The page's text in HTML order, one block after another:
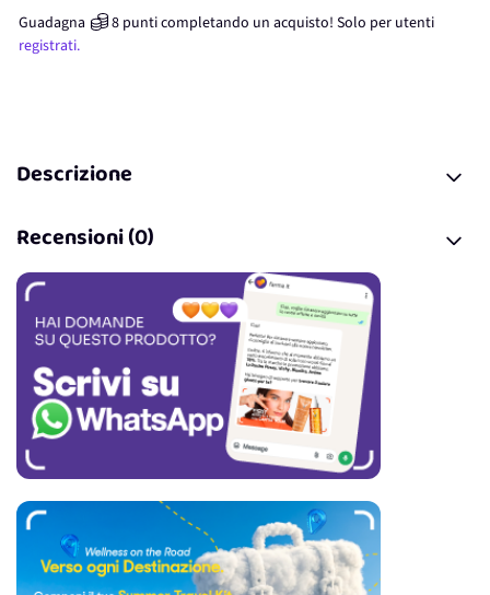
Guadagna 8 punticompletando un acquisto! Solo per utenti
registrati.
Descrizione
Recensioni (0)